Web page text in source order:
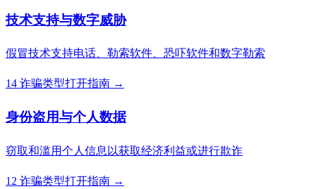
技术支持与数字威胁
假冒技术支持电话、勒索软件、恐吓软件和数字勒索
14 诈骗类型打开指南 →
身份盗用与个人数据
窃取和滥用个人信息以获取经济利益或进行欺诈
12 诈骗类型打开指南 →